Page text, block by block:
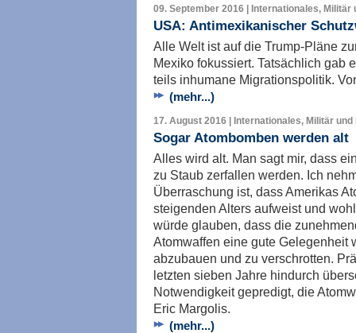
09. September 2016 | Internationales, Militär
USA: Antimexikanischer
Alle Welt ist auf die Trump-Pläne
Mexiko fokussiert. Tatsächlich gab
teils inhumane Migrationspolitik.
(mehr...)
17. August 2016 | Internationales, Militär und
Sogar Atombomben werden alt
Alles wird alt. Man sagt mir, dass
zu Staub zerfallen werden. Ich
Überraschung ist, dass Amerikas
steigenden Alters aufweist und
würde glauben, dass die
Atomwaffen eine gute Gelegenheit
abzubauen und zu verschrotten.
letzten sieben Jahre hindurch
Notwendigkeit gepredigt, die
Eric Margolis.
(mehr...)